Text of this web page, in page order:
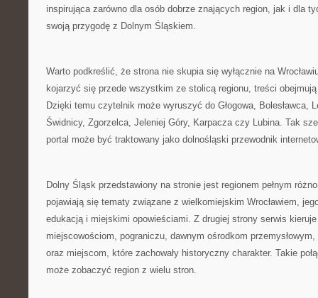
inspirująca zarówno dla osób dobrze znających region, jak i dla
swoją przygodę z Dolnym Śląskiem.
Warto podkreślić, że strona nie skupia się wyłącznie na
kojarzyć się przede wszystkim ze stolicą regionu, treści
Dzięki temu czytelnik może wyruszyć do Głogowa, Bolesławca,
Świdnicy, Zgorzelca, Jeleniej Góry, Karpacza czy Lubina. Tak
portal może być traktowany jako dolnośląski przewodnik
Dolny Śląsk przedstawiony na stronie jest regionem pełnym
pojawiają się tematy związane z wielkomiejskim Wrocławiem,
edukacją i miejskimi opowieściami. Z drugiej strony serwis kieruje
miejscowościom, pograniczu, dawnym ośrodkom
oraz miejscom, które zachowały historyczny charakter. Takie
może zobaczyć region z wielu stron.